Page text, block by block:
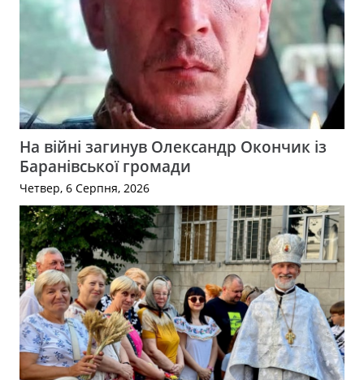
На війні загинув Олександр Окончик із
Баранівської громади
Четвер, 6 Серпня, 2026